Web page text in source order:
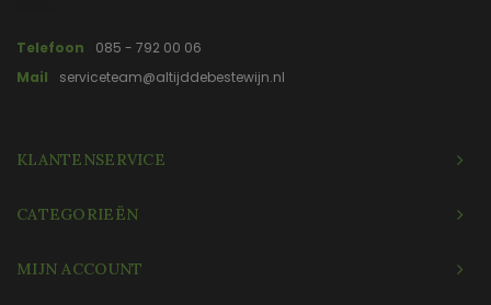
Telefoon
085 - 792 00 06
Mail
serviceteam@altijddebestewijn.nl
KLANTENSERVICE
CATEGORIEËN
MIJN ACCOUNT